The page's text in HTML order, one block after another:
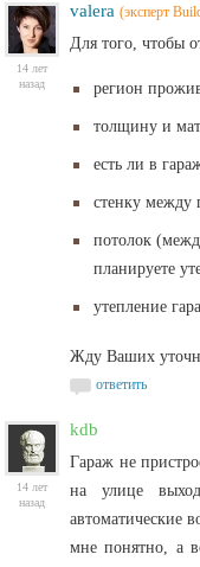
14 лет
назад
valera (эксперт
Для того, чтобы
регион
толщину и
есть ли в
стенку между
потолок
планируете
утепление
Жду Ваших
ответить
14 лет
назад
kdb
Гараж не
на улице
автоматические
мне понятно, а